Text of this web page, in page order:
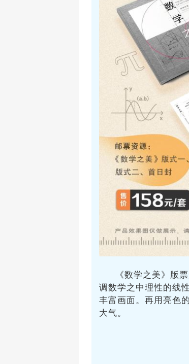
《数学之美》版
调数学之中理性的线
丰富画面。再用亮色
大气。